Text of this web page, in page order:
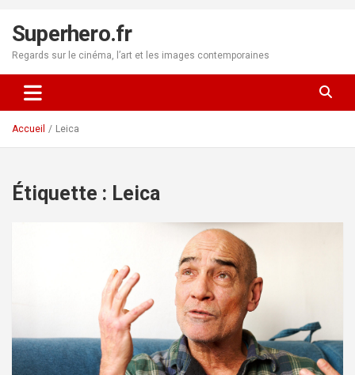
contenu
Superhero.fr
Regards sur le cinéma, l’art et les images contemporaines
Accueil Leica
Étiquette : Leica